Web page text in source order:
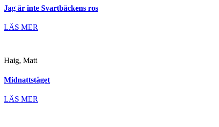
Jag är inte Svartbäckens ros
LÄS MER
Haig, Matt
Midnattståget
LÄS MER